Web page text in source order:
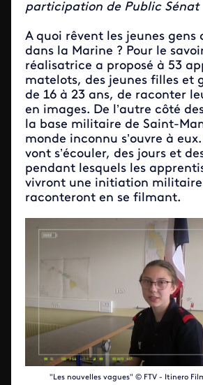
participation de Public Sénat
A quoi rêvent les jeunes gens
dans la Marine ? Pour le
réalisatrice a proposé à 53
matelots, des jeunes filles et
de 16 à 23 ans, de raconter
en images. De l’autre côté
la base militaire de Saint-
monde inconnu s’ouvre à
vont s’écouler, des jours et
pendant lesquels les
vivront une initiation militaire
raconteront en se filmant.
"Les nouvelles vagues" © FTV - Itinero